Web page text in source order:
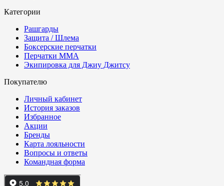
Категории
Рашгарды
Защита / Шлема
Боксерские перчатки
Перчатки ММА
Экипировка для Джиу Джитсу
Покупателю
Личный кабинет
История заказов
Избранное
Акции
Бренды
Карта лояльности
Вопросы и ответы
Командная форма